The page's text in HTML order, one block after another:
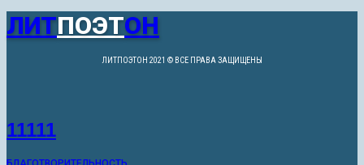
ЛИТПОЭТОН
ЛИТПОЭТОН 2021 © ВСЕ ПРАВА ЗАЩИЩЕНЫ
11111